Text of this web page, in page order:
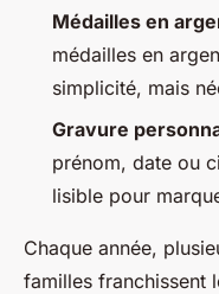
Médailles en
médailles en
simplicité, mais
Gravure
prénom, date ou
lisible pour
Chaque année,
familles franchissent